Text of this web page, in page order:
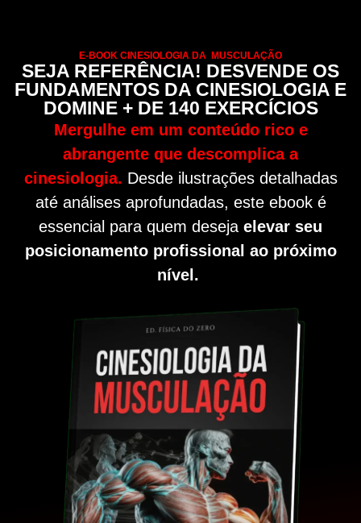
E-BOOK CINESIOLOGIA DA MUSCULAÇÃO
SEJA REFERÊNCIA! DESVENDE OS
FUNDAMENTOS DA CINESIOLOGIA E
DOMINE + DE 140 EXERCÍCIOS
Mergulhe em um conteúdo rico e
abrangente que descomplica a
cinesiologia. Desde ilustrações detalhadas
até análises aprofundadas, este ebook é
essencial para quem deseja elevar seu
posicionamento profissional ao próximo
nível.